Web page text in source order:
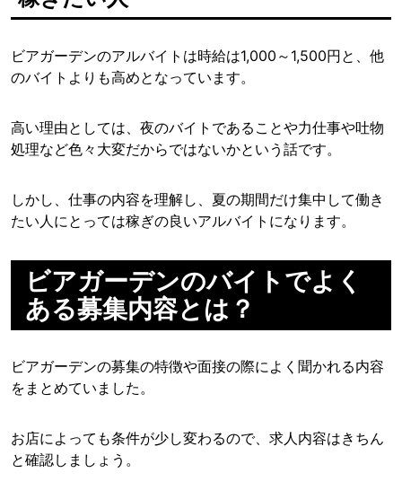
ビアガーデンのアルバイトは時給は1,000～1,500円と、他
のバイトよりも高めとなっています。
高い理由としては、夜のバイトであることや力仕事や吐物
処理など色々大変だからではないかという話です。
しかし、仕事の内容を理解し、夏の期間だけ集中して働き
たい人にとっては稼ぎの良いアルバイトになります。
ビアガーデンのバイトでよく
ある募集内容とは？
ビアガーデンの募集の特徴や面接の際によく聞かれる内容
をまとめていました。
お店によっても条件が少し変わるので、求人内容はきちん
と確認しましょう。